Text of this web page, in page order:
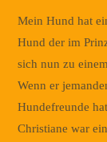
Mein Hund hat
Hund der im
sich nun zu
Wenn er
Hundefreunde
Christiane war